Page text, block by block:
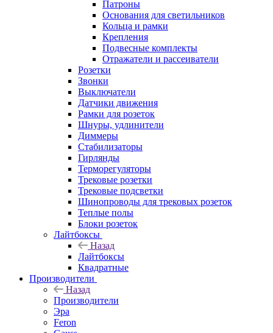
Патроны
Основания для светильников
Кольца и рамки
Крепления
Подвесные комплекты
Отражатели и рассеиватели
Розетки
Звонки
Выключатели
Датчики движения
Рамки для розеток
Шнуры, удлинители
Диммеры
Стабилизаторы
Гирлянды
Терморегуляторы
Трековые розетки
Трековые подсветки
Шинопроводы для трековых розеток
Теплые полы
Блоки розеток
Лайтбоксы
Назад
Лайтбоксы
Квадратные
Производители
Назад
Производители
Эра
Feron